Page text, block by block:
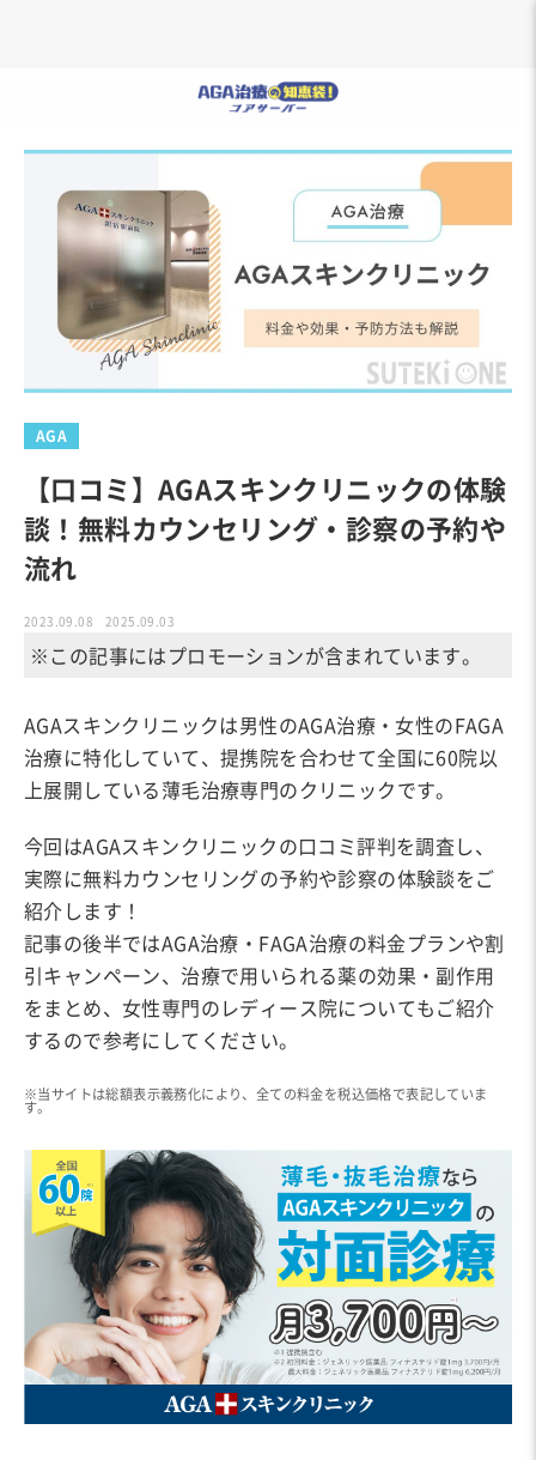
AGA
【口コミ】AGAスキンクリニックの体験
談！無料カウンセリング・診察の予約や
流れ
2023.09.08 2025.09.03
※この記事にはプロモーションが含まれています。
AGAスキンクリニックは男性のAGA治療・女性のFAGA
治療に特化していて、提携院を合わせて全国に60院以
上展開している薄毛治療専門のクリニックです。
今回はAGAスキンクリニックの口コミ評判を調査し、
実際に無料カウンセリングの予約や診察の体験談をご
紹介します！
記事の後半ではAGA治療・FAGA治療の料金プランや割
引キャンペーン、治療で用いられる薬の効果・副作用
をまとめ、女性専門のレディース院についてもご紹介
するので参考にしてください。
※当サイトは総額表示義務化により、全ての料金を税込価格で表記していま
す。